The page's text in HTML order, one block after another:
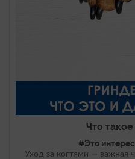
Что
#Это
Уход за когтями — важная